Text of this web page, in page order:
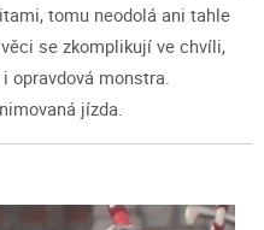
tomu neodolá ani tahle
se zkomplikují ve chvíli,
opravdová monstra.
jízda.